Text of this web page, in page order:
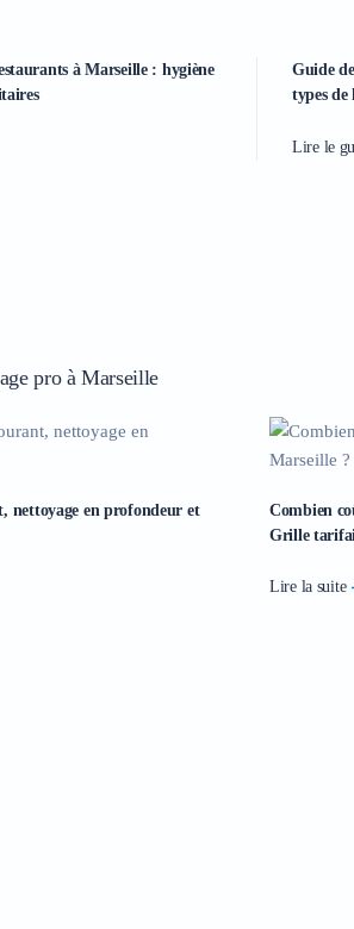
à Marseille : hygiène
Guide
types de
Lire le
pro à Marseille
nettoyage en profondeur et
Combien
Grille
Lire la suite